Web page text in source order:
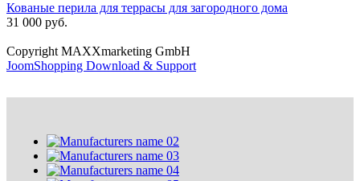
Кованые перила для террасы для загородного дома
31 000 руб.
Copyright MAXXmarketing GmbH
JoomShopping Download & Support